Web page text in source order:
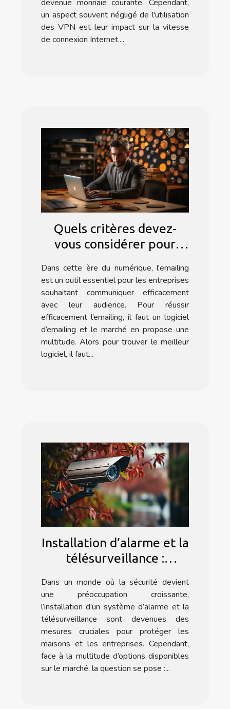
devenue monnaie courante. Cependant,
un aspect souvent négligé de l'utilisation
des VPN est leur impact sur la vitesse
de connexion Internet....
Quels critères devez-
vous considérer pour
d'emailing ?
Dans cette ère du numérique, l'emailing
est un outil essentiel pour les entreprises
souhaitant communiquer efficacement
avec leur audience. Pour réussir
efficacement l’emailing, il faut un logiciel
d’emailing et le marché en propose une
multitude. Alors pour trouver le meilleur
logiciel, il faut...
Installation d’alarme et la
télésurveillance :
une agence spécialisée ?
Dans un monde où la sécurité devient
une préoccupation croissante,
l’installation d’un système d’alarme et la
télésurveillance sont devenues des
mesures cruciales pour protéger les
maisons et les entreprises. Cependant,
face à la multitude d’options disponibles
sur le marché, la question se pose :...